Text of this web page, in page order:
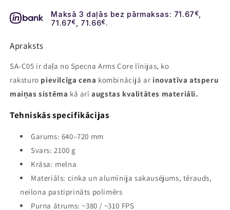
Maksā 3 daļās bez pārmaksas: 71.67 €
71.67€ , 71.66€.
Apraksts
SA-C05 ir daļa no Specna Arms Core līnijas, ko
raksturo pievilcīga cena kombinācijā ar inovatīva atsperu
maiņas sistēma kā arī augstas kvalitātes materiāli.
Tehniskās specifikācijas
Garums: 640–720 mm
Svars: 2100 g
Krāsa: melna
Materiāls: cinka un alumīnija sakausējums, tērauds,
neilona pastiprināts polimērs
Purna ātrums: ~380 / ~310 FPS